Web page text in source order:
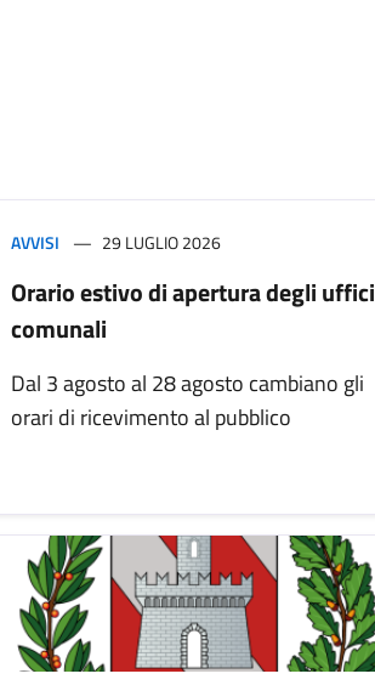
AVVISI 29 LUGLIO 2026
Orario estivo di apertura degli uffici
comunali
Dal 3 agosto al 28 agosto cambiano gli
orari di ricevimento al pubblico